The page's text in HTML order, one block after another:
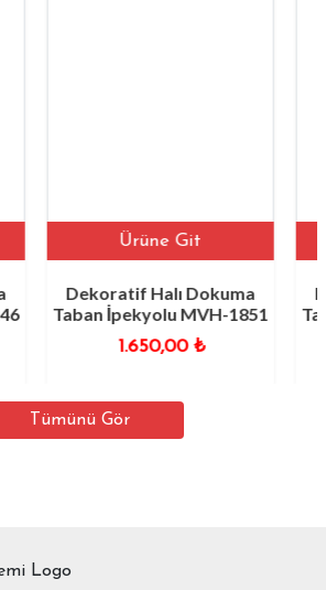
Halı Dokuma
İpekyolu MVH-1851
₺
Dekoratif
Taban
Tümünü Gör